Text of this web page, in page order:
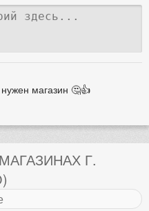
магазин 🤔👍
Г.